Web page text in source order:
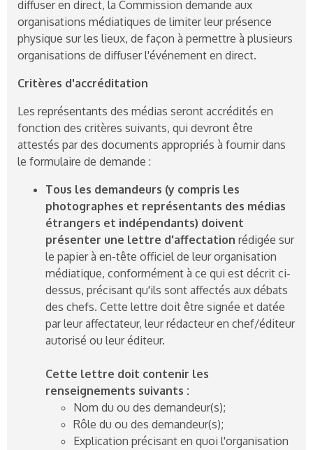
diffuser en direct, la Commission demande aux
organisations médiatiques de limiter leur présence
physique sur les lieux, de façon à permettre à plusieurs
organisations de diffuser l'événement en direct.
Critères d'accréditation
Les représentants des médias seront accrédités en
fonction des critères suivants, qui devront être
attestés par des documents appropriés à fournir dans
le formulaire de demande :
Tous les demandeurs (y compris les
photographes et représentants des médias
étrangers et indépendants) doivent
présenter une lettre d'affectation rédigée sur
le papier à en-tête officiel de leur organisation
médiatique, conformément à ce qui est décrit ci-
dessus, précisant qu'ils sont affectés aux débats
des chefs. Cette lettre doit être signée et datée
par leur affectateur, leur rédacteur en chef/éditeur
autorisé ou leur éditeur.
Cette lettre doit contenir les
renseignements suivants :
Nom du ou des demandeur(s);
Rôle du ou des demandeur(s);
Explication précisant en quoi l'organisation